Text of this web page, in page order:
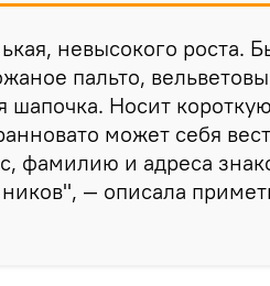
невысокого роста.
пальто,
шапочка. Носит
может себя
фамилию и адреса
— описала